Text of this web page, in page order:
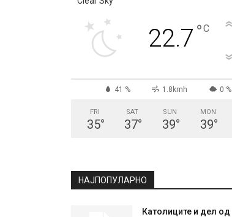
22.7 °C
41 % 1.8kmh 0 %
FRI
35°
SAT
37°
SUN
39°
MON
39°
НАЈПОПУЛАРНО
Католиците и дел од